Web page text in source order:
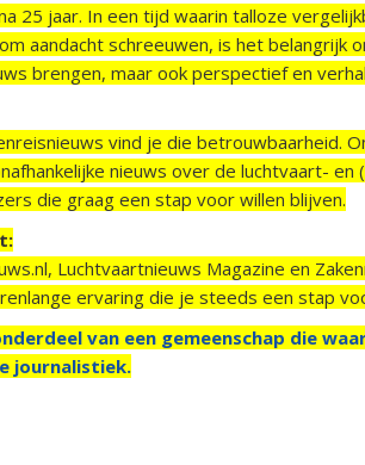
25 jaar. In een tijd waarin talloze
aandacht schreeuwen, is het belangrijk
brengen, maar ook perspectief en
vind je die betrouwbaarheid.
nieuws over de luchtvaart- en
die graag een stap voor willen blijven.
Luchtvaartnieuws Magazine en
ervaring die je steeds een stap
van een gemeenschap die
journalistiek.